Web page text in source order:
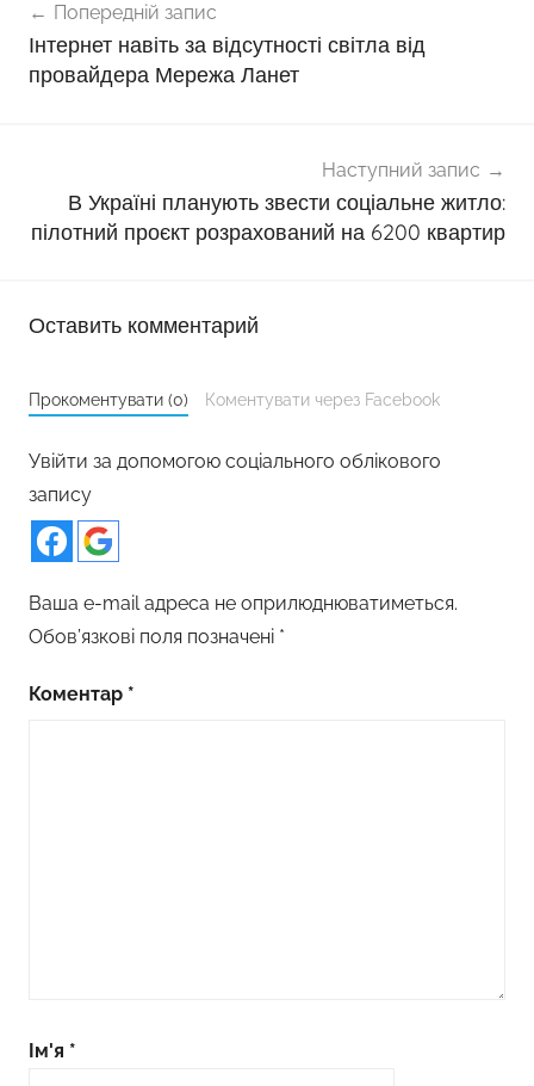
записів
Попередній запис
Інтернет навіть за відсутності світла від
провайдера Мережа Ланет
Наступний запис
В Україні планують звести соціальне житло:
пілотний проєкт розрахований на 6200 квартир
Оставить комментарий
Прокоментувати (0) Коментувати через Facebook
Увійти за допомогою соціального облікового
запису
Ваша e-mail адреса не оприлюднюватиметься.
Обов’язкові поля позначені *
Коментар *
Ім'я *